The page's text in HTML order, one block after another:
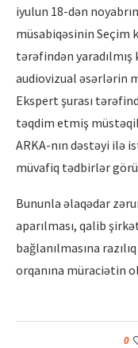
iyulun 18-dən
müsabiqəsinin Seçim
tərəfindən
audiovizual əsərlərin
Ekspert şurası
təqdim etmiş
ARKA-nın dəstəyi ilə
müvafiq tədbirlər
Bununla əlaqədar
aparılması, qalib
bağlanılmasına
orqanına müraciətin
0